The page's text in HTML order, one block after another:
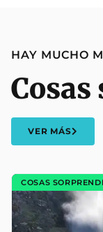
HAY MUCHO
VER MÁS
COSAS